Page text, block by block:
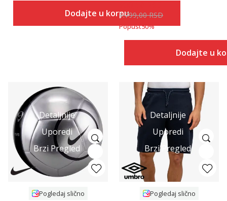
Dodajte u korpu1.799,00RSD
Popust50%
Dodajte u
Detaljnije
Uporedi
Brzi Pregled
Pogledaj slično
Detaljnije
Uporedi
Brzi Pregled
Pogledaj slično